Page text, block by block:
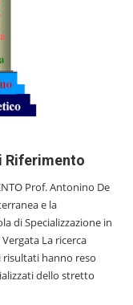
Riferimento
Prof. Antonino De
e la
di Specializzazione in
La ricerca
risultati hanno reso
dello stretto